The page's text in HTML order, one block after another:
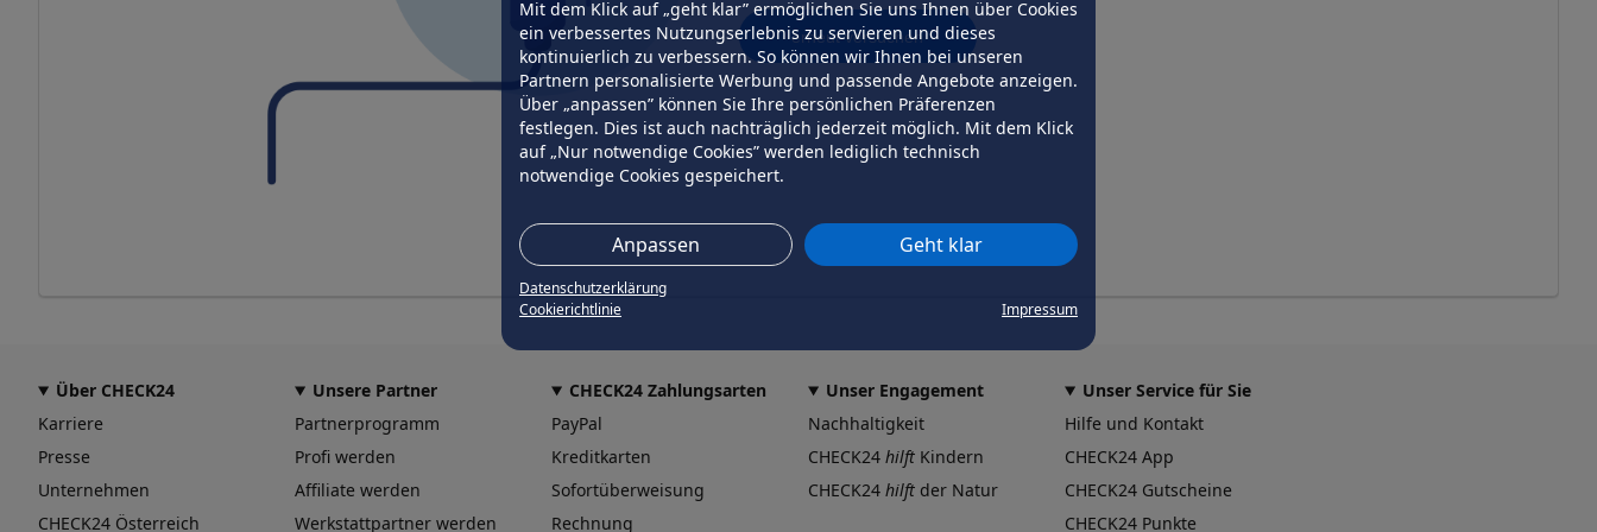
Mit dem Klick auf „geht klar” ermöglichen Sie uns Ihnen über Cookies
ein verbessertes Nutzungserlebnis zu servieren und dieses
kontinuierlich zu verbessern. So können wir Ihnen bei unseren
Partnern personalisierte Werbung und passende Angebote anzeigen.
Über „anpassen” können Sie Ihre persönlichen Präferenzen
festlegen. Dies ist auch nachträglich jederzeit möglich. Mit dem Klick
auf „Nur notwendige Cookies” werden lediglich technisch
notwendige Cookies gespeichert.
Anpassen Geht klar
Datenschutzerklärung
Cookierichtlinie
Impressum
erneut versuchen
Über CHECK24
Karriere
Presse
Unternehmen
CHECK24 Österreich
Unsere Partner
Partnerprogramm
Profi werden
Affiliate werden
Werkstattpartner werden
CHECK24 Zahlungsarten
PayPal
Kreditkarten
Sofortüberweisung
Rechnung
Unser Engagement
Nachhaltigkeit
CHECK24 hilft Kindern
CHECK24 hilft der Natur
Unser Service für Sie
Hilfe und Kontakt
CHECK24 App
CHECK24 Gutscheine
CHECK24 Punkte